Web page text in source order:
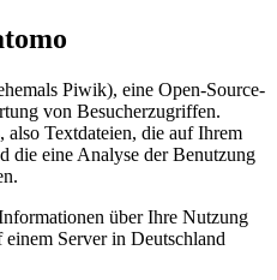
Piwik), eine Open-Source-
von Besucherzugriffen.
Textdateien, die auf Ihrem
die eine Analyse der Benutzung
über Ihre Nutzung
einem Server in Deutschland